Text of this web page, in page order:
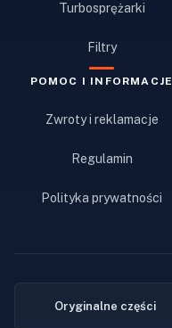
Turbosprężarki
Filtry
POMOC I INFORMACJE
Zwroty i reklamacje
Regulamin
Polityka prywatności
Oryginalne części